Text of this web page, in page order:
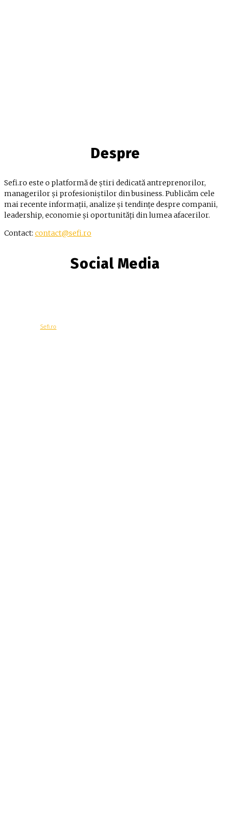
Despre
Sefi.ro este o platformă de știri dedicată antreprenorilor,
managerilor și profesioniștilor din business. Publicăm cele
mai recente informații, analize și tendințe despre companii,
leadership, economie și oportunități din lumea afacerilor.
Contact: contact@sefi.ro
Social Media
Sefi.ro